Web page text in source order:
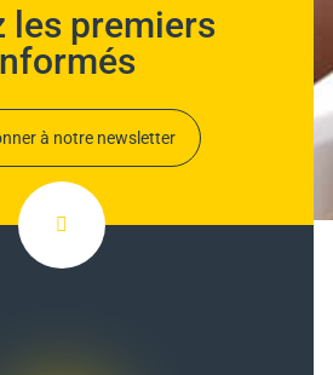
les premiers
à notre newsletter